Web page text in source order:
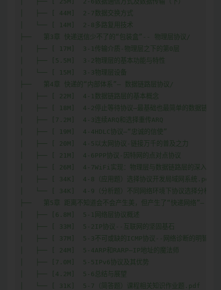
│   ├── [ 44M]  2-7数据交换方式
│   └── [ 14M]  2-8多路复用技术
├──   第3章 快递送信少不了的“包装盒”-- 物理层协议/
│   ├── [ 17M]  3-1传输介质-物理层之下的第0层
│   ├── [5.5M]  3-2物理层的基本功能与特性
│   └── [ 15M]  3-3物理层设备
├──   第4章 快递的“内部体系”– 数据链路层协议/
│   ├── [ 22M]  4-1数据链路层的基本概念
│   ├── [ 18M]  4-2停止等待协议–最基础也最简单的数据链路层
│   ├── [7.2M]  4-3连续ARQ和选择重传ARQ
│   ├── [ 19M]  4-4HDLC协议–“忠诚的信使”
│   ├── [ 20M]  4-5以太网协议-链接万千的普及之力
│   ├── [ 21M]  4-6PPP协议-因特网的点对点协议
│   ├── [ 26M]  4-7WiFi实现：物理层与数据链路层的深入探讨
│   ├── [ 34K]  4-8（应用题）选择协议开发局域网系统.pdf
│   └── [ 34K]  4-9（分析题）不同网络环境下协议选择分析
├──   第5章 距离不知道会不会产生美，但产生了“快递网络”– 网
│   ├── [6.8M]  5-1网络层协议概述
│   ├── [ 33M]  5-2IP协议--互联网的坚固基石
│   ├── [ 37M]  5-3不可或缺的ICMP协议--网络诊断的明智向导
│   ├── [ 24M]  5-4ARP和RARP—IP地址的魔法师
│   ├── [7.0M]  5-5IPv6协议及其优势
│   ├── [4.2M]  5-6总结与展望
│   └── [ 31K]  5-7（简答题）课程相关知识作业题.pdf